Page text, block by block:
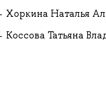
Хоркина Наталья
Коссова Татьяна